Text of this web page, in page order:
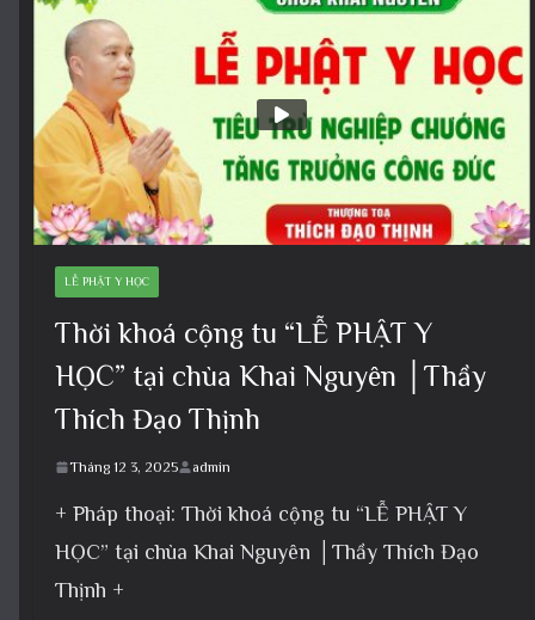
LỄ PHẬT Y HỌC
Thời khoá cộng tu “LỄ PHẬT Y
HỌC” tại chùa Khai Nguyên │Thầy
Thích Đạo Thịnh
Tháng 12 3, 2025 admin
+ Pháp thoại: Thời khoá cộng tu “LỄ PHẬT Y
HỌC” tại chùa Khai Nguyên │Thầy Thích Đạo
Thịnh +